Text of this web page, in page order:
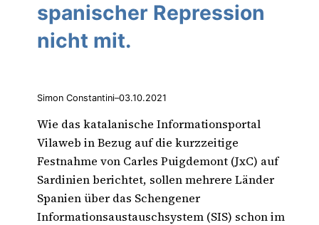
spanischer Repression
nicht mit.
Simon Constantini–03.10.2021
Wie das katalanische Informationsportal
Vilaweb in Bezug auf die kurzzeitige
Festnahme von Carles Puigdemont (JxC) auf
Sardinien berichtet, sollen mehrere Länder
Spanien über das Schengener
Informationsaustauschsystem (SIS) schon im